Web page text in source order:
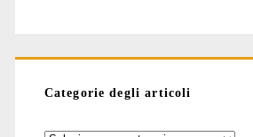
Categorie degli articoli